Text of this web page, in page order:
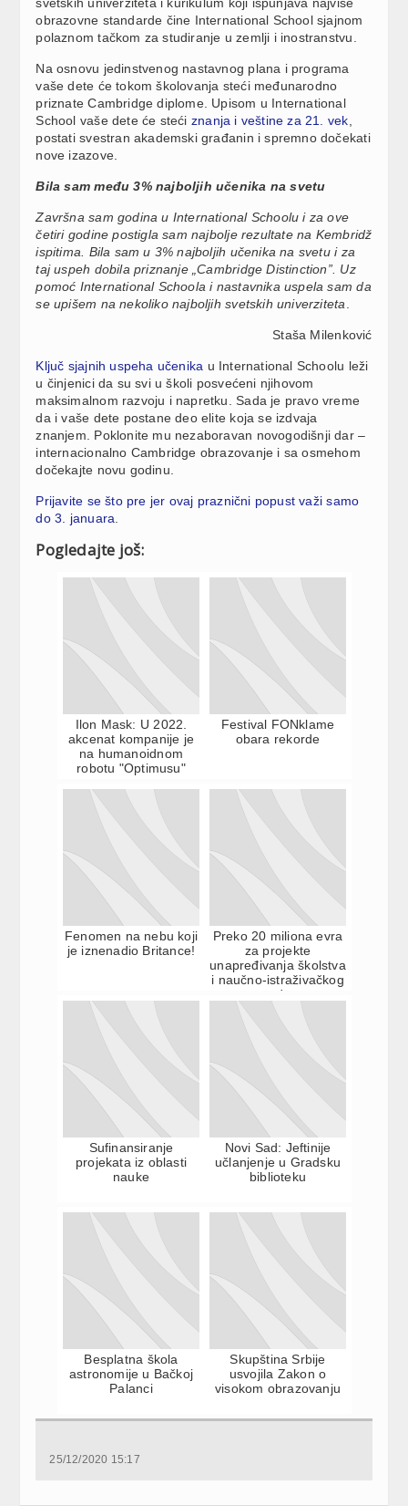
obrazovne standarde čine International School sjajnom
polaznom tačkom za studiranje u zemlji i inostranstvu.
Na osnovu jedinstvenog nastavnog plana i programa
vaše dete će tokom školovanja steći međunarodno
priznate Cambridge diplome. Upisom u International
School vaše dete će steći znanja i veštine za 21. vek
postati svestran akademski građanin i spremno dočekati
nove izazove.
Bila sam među 3% najboljih učenika na svetu
Završna sam godina u International Schoolu i za ove
četiri godine postigla sam najbolje rezultate na Kembridž
ispitima. Bila sam u 3% najboljih učenika na svetu i za
taj uspeh dobila priznanje „Cambridge Distinction”. Uz
pomoć International Schoola i nastavnika uspela sam da
se upišem na nekoliko najboljih svetskih univerziteta
Staša Milenković
Ključ sjajnih uspeha učenika u International Schoolu leži
u činjenici da su svi u školi posvećeni njihovom
maksimalnom razvoju i napretku. Sada je pravo vreme
da i vaše dete postane deo elite koja se izdvaja
znanjem. Poklonite mu nezaboravan novogodišnji dar –
internacionalno Cambridge obrazovanje i sa osmehom
dočekajte novu godinu.
Prijavite se što pre jer ovaj praznični popust važi samo
do 3. januara
Pogledajte još:
Ilon Mask: U 2022.
akcenat kompanije je
na humanoidnom
robotu "Optimusu"
Festival FONklame
obara rekorde
Fenomen na nebu koji
je iznenadio Britance!
Preko 20 miliona evra
za projekte
unapređivanja školstva
i naučno-istraživačkog
rada
Sufinansiranje
projekata iz oblasti
nauke
Novi Sad: Jeftinije
učlanjenje u Gradsku
biblioteku
Besplatna škola
astronomije u Bačkoj
Palanci
Skupština Srbije
usvojila Zakon o
visokom obrazovanju
25/12/2020 15:17